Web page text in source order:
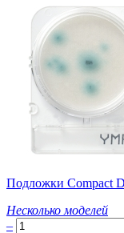
Подложки Compact
Несколько моделей
–